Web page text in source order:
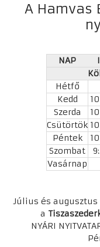
A Hamvas
NAP
Hétfő
Kedd
Szerda
Csütörtök
Péntek
Szombat
Vasárnap
Július és
a
NYÁRI